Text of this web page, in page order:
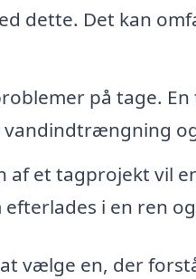
dette. Det kan
på tage.
af et tagprojekt vil
i en ren
vælge en, der